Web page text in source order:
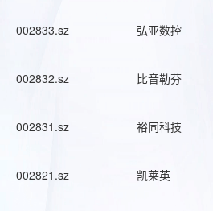
002833.sz 弘亚数控
002832.sz 比音勒芬
002831.sz 裕同科技
002821.sz 凯莱英